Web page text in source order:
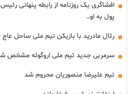
افشاگری یک روزنامه از رابطه پنهانی
پول به او…
رئال مادرید با بازیکن تیم ملی ساحل عاج قرارداد ۷
سرمربی جدید تیم ملی اروگوئه مشخص
تیم علیرضا منصوریان محروم شد